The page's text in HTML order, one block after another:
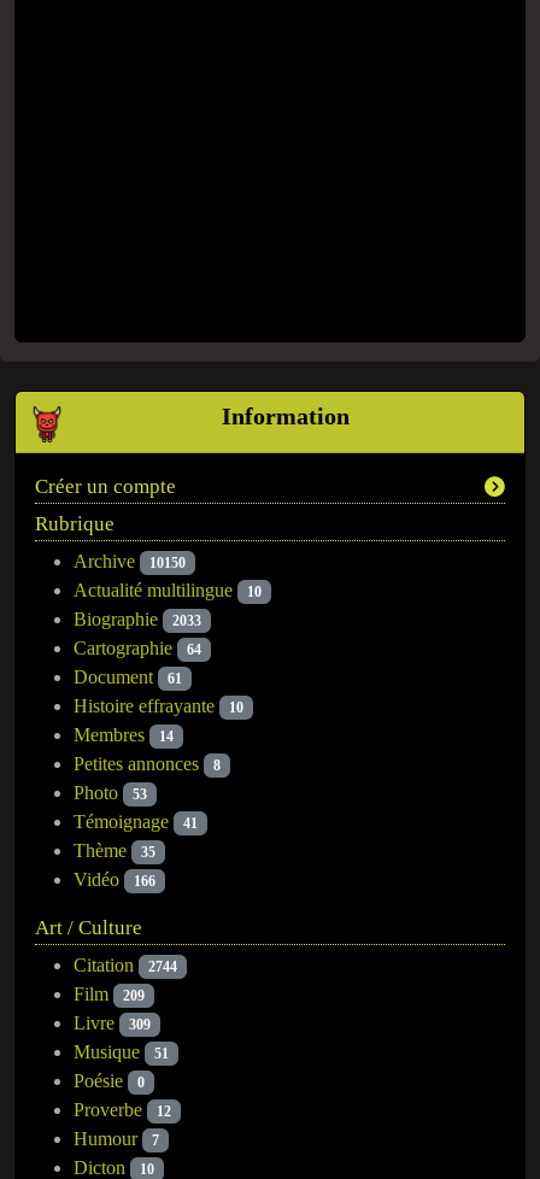
Information
Créer un compte
Rubrique
Archive 10150
Actualité multilingue 10
Biographie 2033
Cartographie 64
Document 61
Histoire effrayante 10
Membres 14
Petites annonces 8
Photo 53
Témoignage 41
Thème 35
Vidéo 166
Art / Culture
Citation 2744
Film 209
Livre 309
Musique 51
Poésie 0
Proverbe 12
Humour 7
Dicton 10